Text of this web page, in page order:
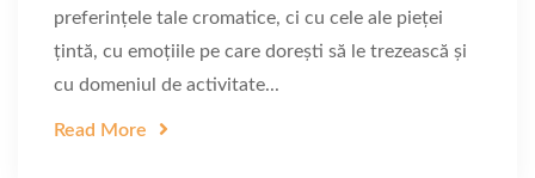
preferințele tale cromatice, ci cu cele ale pieței
țintă, cu emoțiile pe care dorești să le trezească și
cu domeniul de activitate...
Read More